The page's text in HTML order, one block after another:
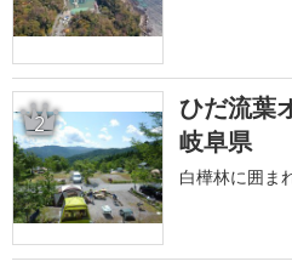
2
ひだ流葉
岐阜県
白樺林に囲ま